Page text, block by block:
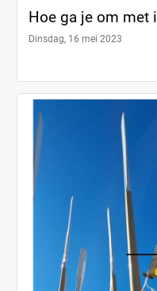
Hoe ga je om met
Dinsdag, 16 mei 2023